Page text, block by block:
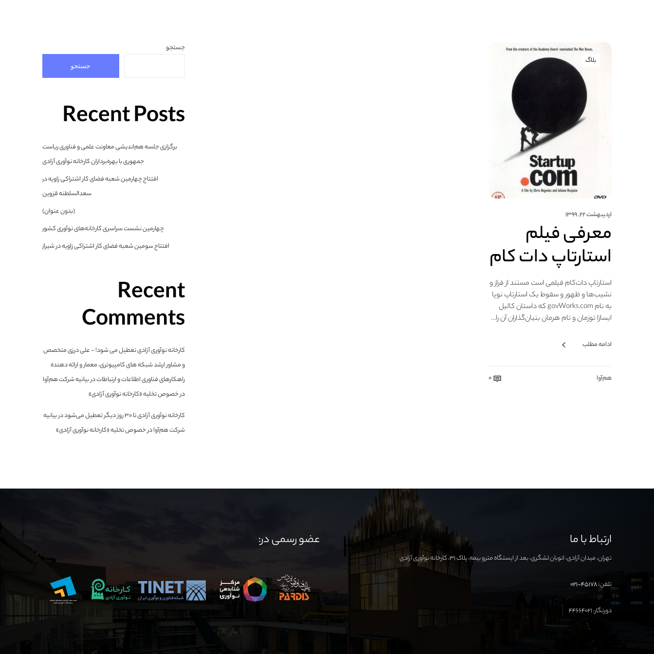
بلاگ
اردیبهشت ۲۲, ۱۳۹۹
معرفی فیلم
استارتاپ دات کام
استارتاپ دات‌کام فیلمی است مستند از فراز و
نشیب‌ها و ظهور و سقوط یک استارتاپ نوپا
به نام govWorks.com که داستان کالیل
ایسازا توزمان و تام هرمان بنیان‌گذاران آن را…
ادامه مطلب
هم‌آوا 0
جستجو
جستجو
Recent Posts
برگزاری جلسه هم‌اندیشی معاونت علمی و فناوری ریاست
جمهوری با بهره‌برداران کارخانه نوآوری آزادی
افتتاح چهارمین شعبه فضای کار اشتراکی زاویه در
سعدالسلطنه قزوین
(بدون عنوان)
چهارمین نشست سراسری کارخانه‌های نوآوری کشور
افتتاح سومین شعبه فضای کار اشتراکی زاویه در شیراز
Recent
Comments
کارخانه نوآوری آزادی تعطیل می شود! - علی درزی متخصص
و مشاور ارشد شبکه های کامپیوتری، معمار و ارائه دهنده
راهکارهای فناوری اطلاعات و ارتباطاتدربیانیه شرکت هم‌آوا
در خصوص تخلیه «کارخانه نوآوری آزادی»
کارخانه نوآوری آزادی تا ۳۰ روز دیگر تعطیل می‌شود دربیانیه
شرکت هم‌آوا در خصوص تخلیه «کارخانه نوآوری آزادی»
ارتباط با ما
تهران، میدان آزادی، اتوبان لشگری، بعد از ایستگاه مترو بیمه، پلاک ۳۱، کارخانه نوآوری آزادی
تلفن:۴۵۱۷۸-۰۲۱
دورنگار: ۴۴۶۶۴۰۲۱
عضو رسمی در: